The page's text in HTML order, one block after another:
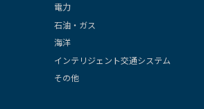
電力
石油・ガス
海洋
インテリジェント交通システム
その他